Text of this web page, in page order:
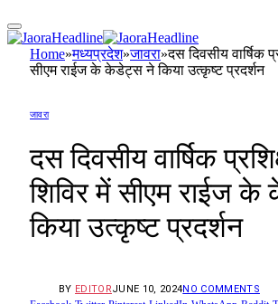
Home»मध्यप्रदेश»जावरा»दस दिवसीय वार्षिक
सीएम राईज के केडेट्स ने किया उत्कृष्ट प्रदर्शन
जावरा
दस दिवसीय वार्षिक
शिविर में सीएम राईज
किया उत्कृष्ट प्रदर्शन
BY EDITORJUNE 10, 2024NO COMMENTS